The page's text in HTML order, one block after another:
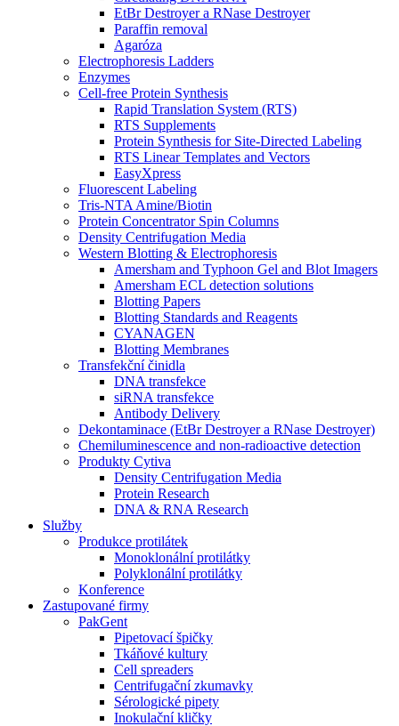
EtBr Destroyer a RNase Destroyer
Paraffin removal
Agaróza
Electrophoresis Ladders
Enzymes
Cell-free Protein Synthesis
Rapid Translation System (RTS)
RTS Supplements
Protein Synthesis for Site-Directed Labeling
RTS Linear Templates and Vectors
EasyXpress
Fluorescent Labeling
Tris-NTA Amine/Biotin
Protein Concentrator Spin Columns
Density Centrifugation Media
Western Blotting & Electrophoresis
Amersham and Typhoon Gel and Blot Imagers
Amersham ECL detection solutions
Blotting Papers
Blotting Standards and Reagents
CYANAGEN
Blotting Membranes
Transfekční činidla
DNA transfekce
siRNA transfekce
Antibody Delivery
Dekontaminace (EtBr Destroyer a RNase Destroyer)
Chemiluminescence and non-radioactive detection
Produkty Cytiva
Density Centrifugation Media
Protein Research
DNA & RNA Research
Služby
Produkce protilátek
Monoklonální protilátky
Polyklonální protilátky
Konference
Zastupované firmy
PakGent
Pipetovací špičky
Tkáňové kultury
Cell spreaders
Centrifugační zkumavky
Sérologické pipety
Inokulační kličky